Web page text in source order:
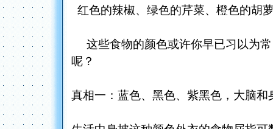
红色的辣椒、绿色的芹菜、橙色的胡
这些食物的颜色或许你早已习以为
呢？
真相一：蓝色、黑色、紫黑色，大脑和